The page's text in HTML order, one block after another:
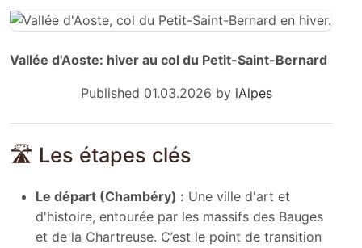
Vallée d'Aoste: hiver au col du Petit-Saint-Bernard
Published 01.03.2026 by iAlpes
🛣️ Les étapes clés
Le départ (Chambéry) : Une ville d'art et
d'histoire, entourée par les massifs des Bauges
et de la Chartreuse. C’est le point de transition